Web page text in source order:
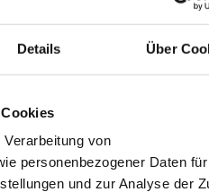
Details Über
von
personenbezogener Daten
und zur Analyse der
km
Aufstieg
114 hm